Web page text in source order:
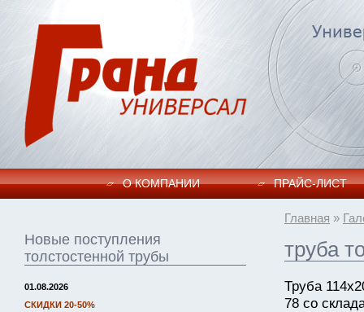
О КОМПАНИИ ПРАЙC-ЛИСТ
Новые поступления
толстостенной трубы
01.08.2026
СКИДКИ 20-50%
Главная »
труба
Труба
78 со